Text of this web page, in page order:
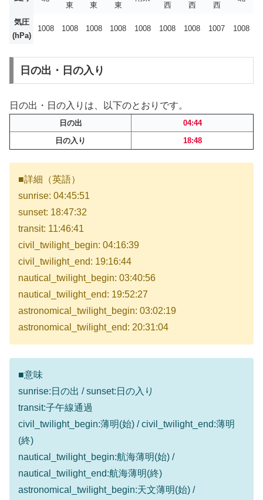
東
東 東
西
西 西
気圧
(hPa)
1008 1008 1008 1008 1008 1008 1008 1007 1008
日の出・日の入り
日の出・日の入りは、以下のとおりです。
日の出
04:44
日の入り
18:48
■詳細（英語）
sunrise: 04:45:51
sunset: 18:47:32
transit: 11:46:41
civil_twilight_begin: 04:16:39
civil_twilight_end: 19:16:44
nautical_twilight_begin: 03:40:56
nautical_twilight_end: 19:52:27
astronomical_twilight_begin: 03:02:19
astronomical_twilight_end: 20:31:04
■意味
sunrise:日の出 / sunset:日の入り
transit:子午線通過
civil_twilight_begin:薄明(始) / civil_twilight_end:薄明
(終)
nautical_twilight_begin:航海薄明(始) /
nautical_twilight_end:航海薄明(終)
astronomical_twilight_begin:天文薄明(始) /